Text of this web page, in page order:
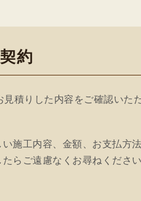
約
見積りした内容をご確認いた
い施工内容、金額、お支払方
らご遠慮なくお尋ねください